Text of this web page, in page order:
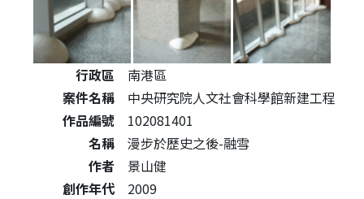
公共藝術作品詳細資料
行政區
南港區
案件名稱
中央研究院人文社會科學館新建工程
作品編號
102081401
名稱
漫步於歷史之後-融雪
作者
景山健
創作年代
2009